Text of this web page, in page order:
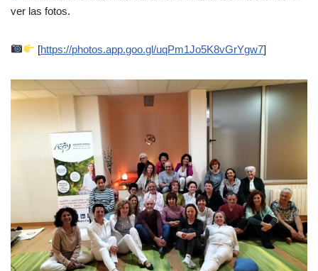
ver las fotos.
[https://photos.app.goo.gl/uqPm1Jo5K8vGrYgw7]